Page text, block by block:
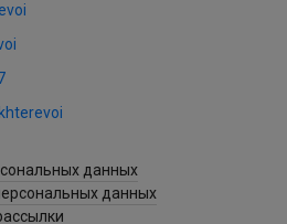
данных
данных